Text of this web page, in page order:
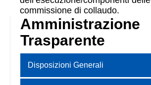
commissione di collaudo.
Amministrazione
Trasparente
Disposizioni Generali